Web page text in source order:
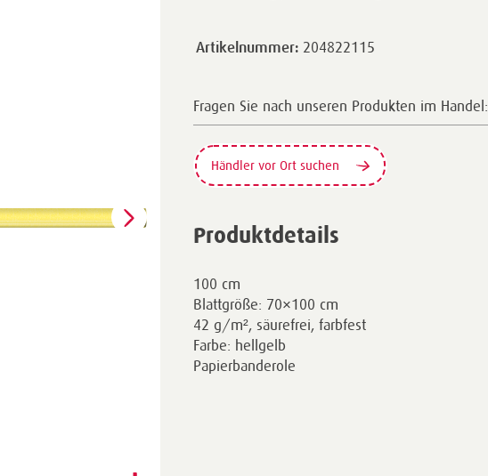
Artikelnummer: 204822115
Fragen Sie nach unseren Produkten im Handel:
Händler vor Ort suchen
Produktdetails
100 cm
Blattgröße: 70×100 cm
42 g/m², säurefrei, farbfest
Farbe: hellgelb
Papierbanderole